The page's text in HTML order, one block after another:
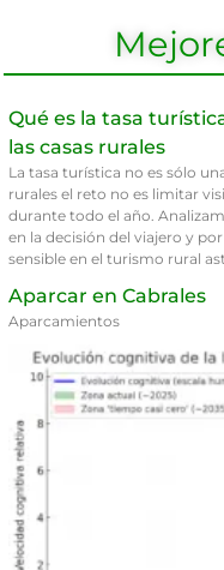
Qué es la tasa
las casas rurales
La tasa turística no es sólo
rurales el reto no es limitar
durante todo el año.
en la decisión del viajero y
sensible en el turismo rural
Aparcar en Cabrales
Aparcamientos